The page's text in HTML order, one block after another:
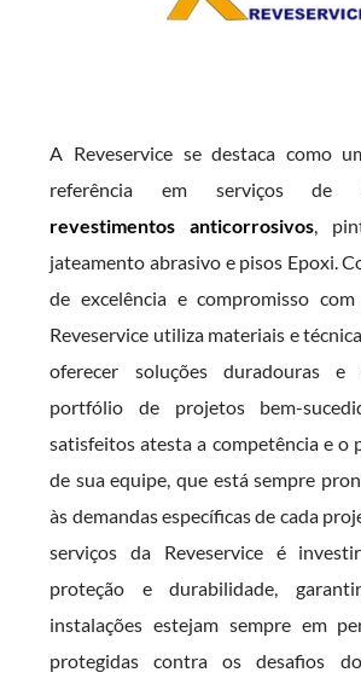
A Reveservice se destaca como
referência em serviços de
revestimentos anticorrosivos,
jateamento abrasivo e pisos Epoxi.
de excelência e compromisso
Reveservice utiliza materiais e
oferecer soluções duradouras e
portfólio de projetos bem-
satisfeitos atesta a competência e o
de sua equipe, que está sempre
às demandas específicas de cada
serviços da Reveservice é
proteção e durabilidade,
instalações estejam sempre em
protegidas contra os desafios